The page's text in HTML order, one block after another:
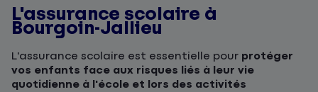
L'assurance scolaire à
Bourgoin-Jallieu
L'assurance scolaire est essentielle pour protéger
vos enfants face aux risques liés à leur vie
quotidienne à l'école et lors des activités